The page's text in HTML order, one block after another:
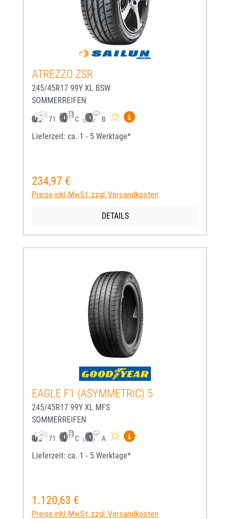
ATREZZO ZSR
245/45R17 99Y XL BSW
SOMMERREIFEN
71 C B
Mehr Informationen zum
Lieferzeit: ca. 1 - 5 Werktage*
Regulärer Preis:
234,97 €
Preise inkl. MwSt. zzgl. Versandkosten
DETAILS
EAGLE F1 (ASYMMETRIC) 5
245/45R17 99Y XL MFS
SOMMERREIFEN
71 C A
Mehr Informationen zum
Lieferzeit: ca. 1 - 5 Werktage*
Regulärer Preis:
1.120,63 €
Preise inkl. MwSt. zzgl. Versandkosten